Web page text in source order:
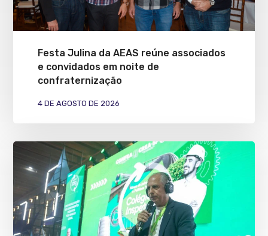
Festa Julina da AEAS reúne associados
e convidados em noite de
confraternização
4 DE AGOSTO DE 2026